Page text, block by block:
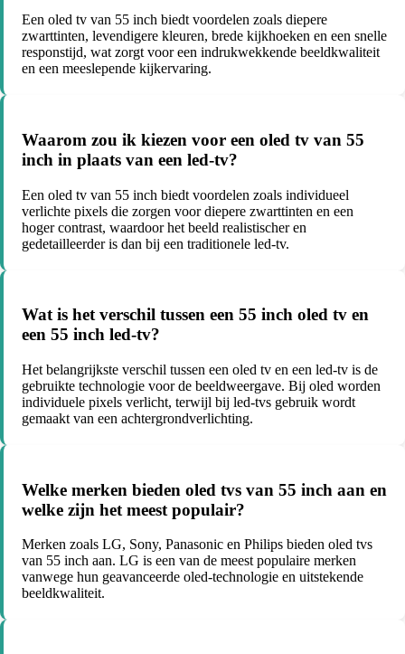
Een oled tv van 55 inch biedt voordelen zoals diepere
zwarttinten, levendigere kleuren, brede kijkhoeken en een snelle
responstijd, wat zorgt voor een indrukwekkende beeldkwaliteit
en een meeslepende kijkervaring.
Waarom zou ik kiezen voor een oled tv van 55
inch in plaats van een led-tv?
Een oled tv van 55 inch biedt voordelen zoals individueel
verlichte pixels die zorgen voor diepere zwarttinten en een
hoger contrast, waardoor het beeld realistischer en
gedetailleerder is dan bij een traditionele led-tv.
Wat is het verschil tussen een 55 inch oled tv en
een 55 inch led-tv?
Het belangrijkste verschil tussen een oled tv en een led-tv is de
gebruikte technologie voor de beeldweergave. Bij oled worden
individuele pixels verlicht, terwijl bij led-tvs gebruik wordt
gemaakt van een achtergrondverlichting.
Welke merken bieden oled tvs van 55 inch aan en
welke zijn het meest populair?
Merken zoals LG, Sony, Panasonic en Philips bieden oled tvs
van 55 inch aan. LG is een van de meest populaire merken
vanwege hun geavanceerde oled-technologie en uitstekende
beeldkwaliteit.